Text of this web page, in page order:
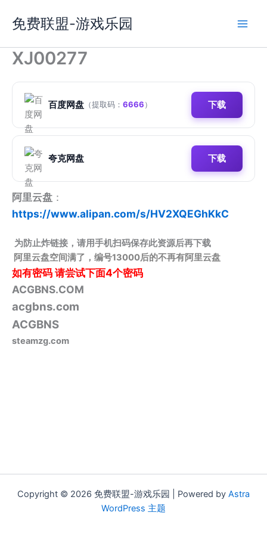
容
免费联盟-游戏乐园
XJ00277
百度网盘 （提取码： 6666） 下载
夸克网盘 下载
阿里云盘 ：
https://www.alipan.com/s/HV2XQEGhKkC
为防止炸链接，请用手机扫码保存此资源后再下载
阿里云盘空间满了，编号13000后的不再有阿里云盘
如有密码请尝试下面4个密码
ACGBNS.COM
acgbns.com
ACGBNS
steamzg.com
Copyright © 2026 免费联盟-游戏乐园 | Powered by Astra
WordPress 主题